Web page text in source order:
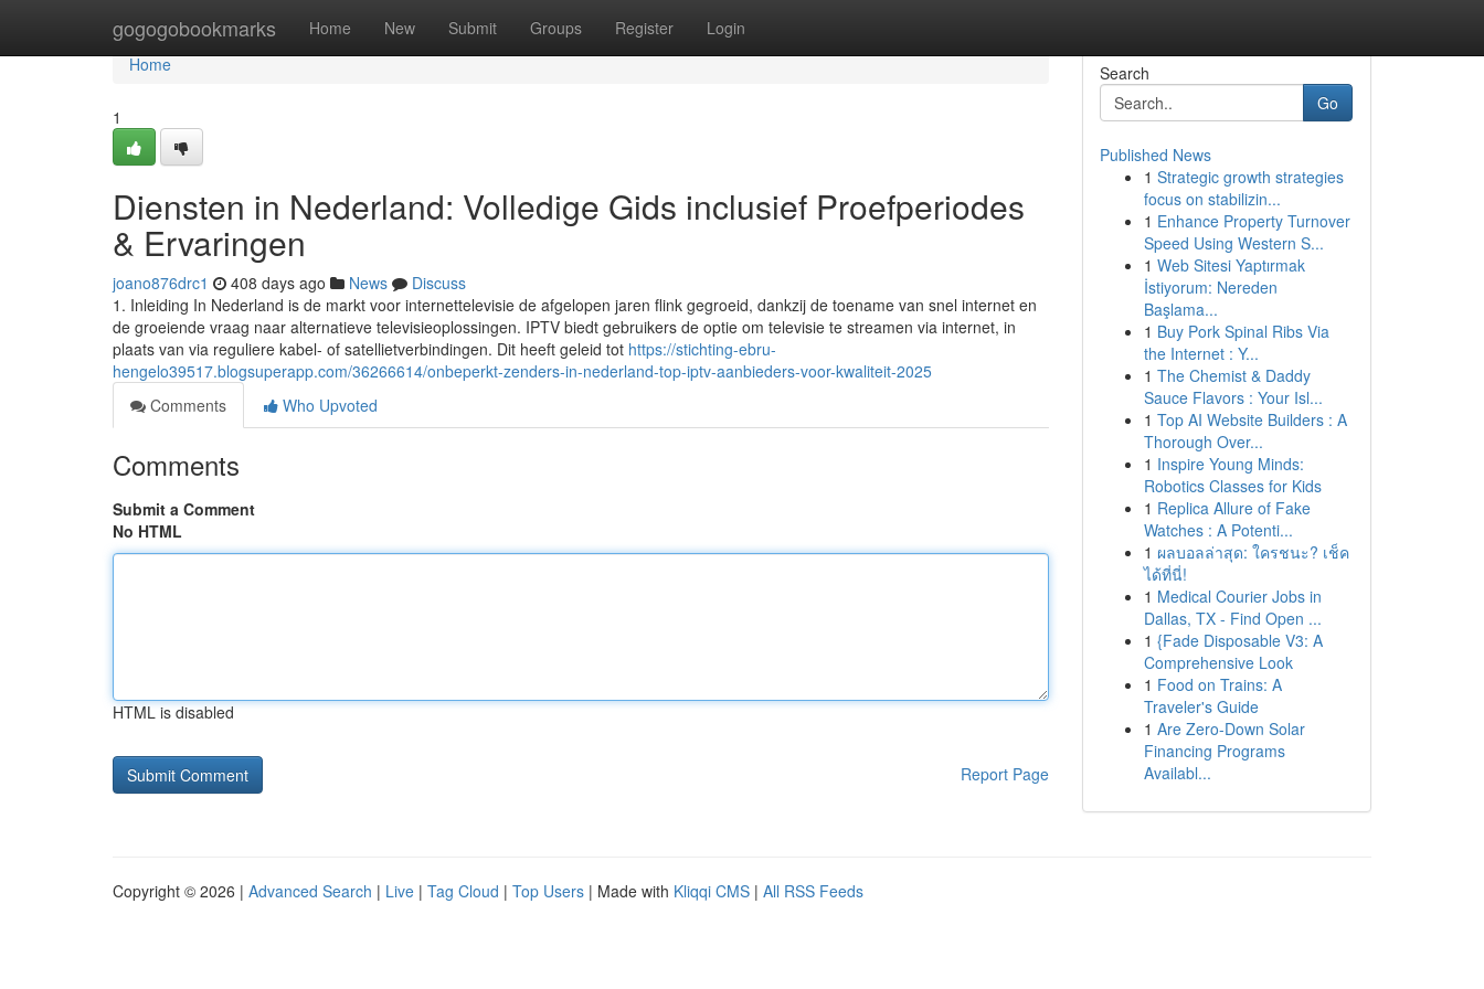
gogogobookmarks Home New Submit Groups Register Login
Home
Home
1
Diensten in Nederland: Volledige Gids inclusief Proefperiodes
& Ervaringen
joano876drc1 408 days ago News
Discuss
1. Inleiding In Nederland is de markt voor internettelevisie de afgelopen jaren flink gegroeid, dankzij de toename van snel internet en
de groeiende vraag naar alternatieve televisieoplossingen. IPTV biedt gebruikers de optie om televisie te streamen via internet, in
plaats van via reguliere kabel- of satellietverbindingen. Dit heeft geleid tot https://stichting-ebru-
hengelo39517.blogsuperapp.com/36266614/onbeperkt-zenders-in-nederland-top-iptv-aanbieders-voor-kwaliteit-2025
Comments
Who Upvoted
Comments
Submit a Comment
No HTML
HTML is disabled
Report Page
Search
Go
Published News
1 Strategic growth strategies
focus on stabilizin...
1 Enhance Property Turnover
Speed Using Western S...
1 Web Sitesi Yaptırmak
İstiyorum: Nereden
Başlama...
1 Buy Pork Spinal Ribs Via
the Internet : Y...
1 The Chemist & Daddy
Sauce Flavors : Your Isl...
1 Top AI Website Builders : A
Thorough Over...
1 Inspire Young Minds:
Robotics Classes for Kids
1 Replica Allure of Fake
Watches : A Potenti...
1 ผลบอลล่าสุด: ใครชนะ? เช็ค
ได้ที่นี่!
1 Medical Courier Jobs in
Dallas, TX - Find Open ...
1 {Fade Disposable V3: A
Comprehensive Look
1 Food on Trains: A
Traveler's Guide
1 Are Zero-Down Solar
Financing Programs
Availabl...
Copyright © 2026 | Advanced Search | Live | Tag Cloud | Top Users | Made with Kliqqi CMS | All RSS Feeds